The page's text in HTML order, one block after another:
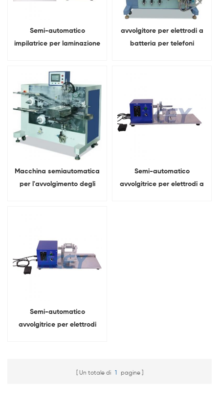
Semi-automatico
impilatrice per laminazione
avvolgitore per elettrodi a
batteria per telefoni
Macchina semiautomatica
per l'avvolgimento degli
Semi-automatico
avvolgitrice per elettrodi a
Semi-automatico
avvolgitrice per elettrodi
Un totale di 1 pagine